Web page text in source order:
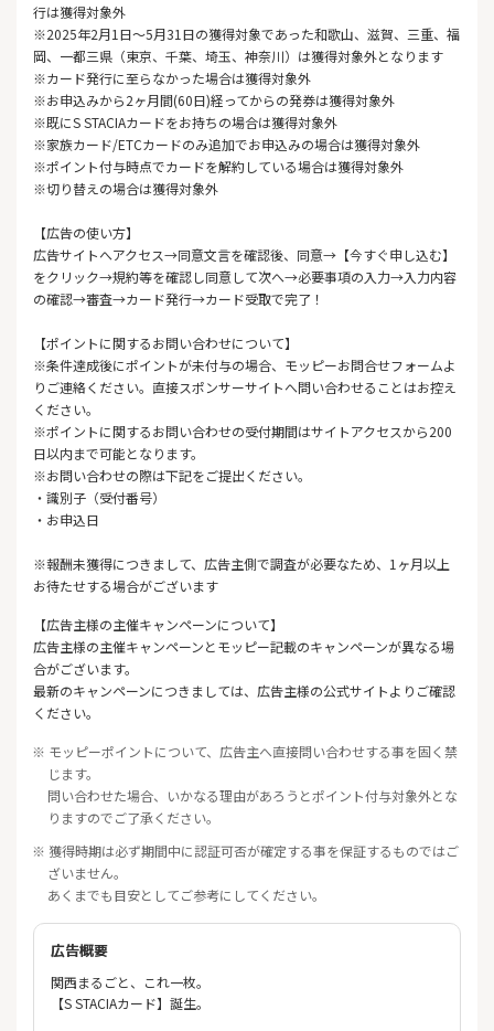
行は獲得対象外
※2025年2月1日～5月31日の獲得対象であった和歌山、滋賀、三重、福
岡、一都三県（東京、千葉、埼玉、神奈川）は獲得対象外となります
※カード発行に至らなかった場合は獲得対象外
※お申込みから2ヶ月間(60日)経ってからの発券は獲得対象外
※既にS STACIAカードをお持ちの場合は獲得対象外
※家族カード/ETCカードのみ追加でお申込みの場合は獲得対象外
※ポイント付与時点でカードを解約している場合は獲得対象外
※切り替えの場合は獲得対象外
【広告の使い方】
広告サイトへアクセス→同意文言を確認後、同意→【今すぐ申し込む】
をクリック→規約等を確認し同意して次へ→必要事項の入力→入力内容
の確認→審査→カード発行→カード受取で完了！
【ポイントに関するお問い合わせについて】
※条件達成後にポイントが未付与の場合、モッピーお問合せフォームよ
りご連絡ください。直接スポンサーサイトへ問い合わせることはお控え
ください。
※ポイントに関するお問い合わせの受付期間はサイトアクセスから200
日以内まで可能となります。
※お問い合わせの際は下記をご提出ください。
・識別子（受付番号）
・お申込日
※報酬未獲得につきまして、広告主側で調査が必要なため、1ヶ月以上
お待たせする場合がございます
【広告主様の主催キャンペーンについて】
広告主様の主催キャンペーンとモッピー記載のキャンペーンが異なる場
合がございます。
最新のキャンペーンにつきましては、広告主様の公式サイトよりご確認
ください。
※ モッピーポイントについて、広告主へ直接問い合わせする事を固く禁
じます。
問い合わせた場合、いかなる理由があろうとポイント付与対象外とな
りますのでご了承ください。
※ 獲得時期は必ず期間中に認証可否が確定する事を保証するものではご
ざいません。
あくまでも目安としてご参考にしてください。
広告概要
関西まるごと、これ一枚。
【S STACIAカード】誕生。